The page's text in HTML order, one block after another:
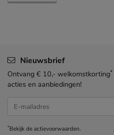
Nieuwsbrief
Ontvang € 10,- welkomstkorting*
acties en aanbiedingen!
E-mailadres
*Bekijk deactievoorwaarden.